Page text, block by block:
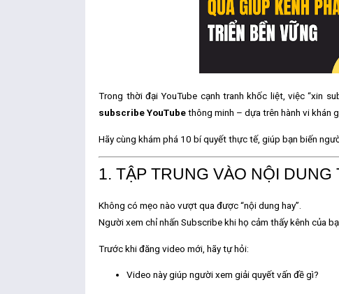
Trong thời đại YouTube cạnh tranh khốc liệt, việc “xin
subscribe YouTubethông minh – dựa trên hành vi khán
Hãy cùng khám phá 10 bí quyết thực tế, giúp bạn biến
1. TẬP TRUNG VÀO NỘI DUNG
Không có mẹo nào vượt qua được “nội dung hay”.
Người xem chỉ nhấnSubscribekhi họ cảm thấy kênh của
Trước khi đăng video mới, hãy tự hỏi:
Video này giúp người xem giải quyết vấn đề gì?